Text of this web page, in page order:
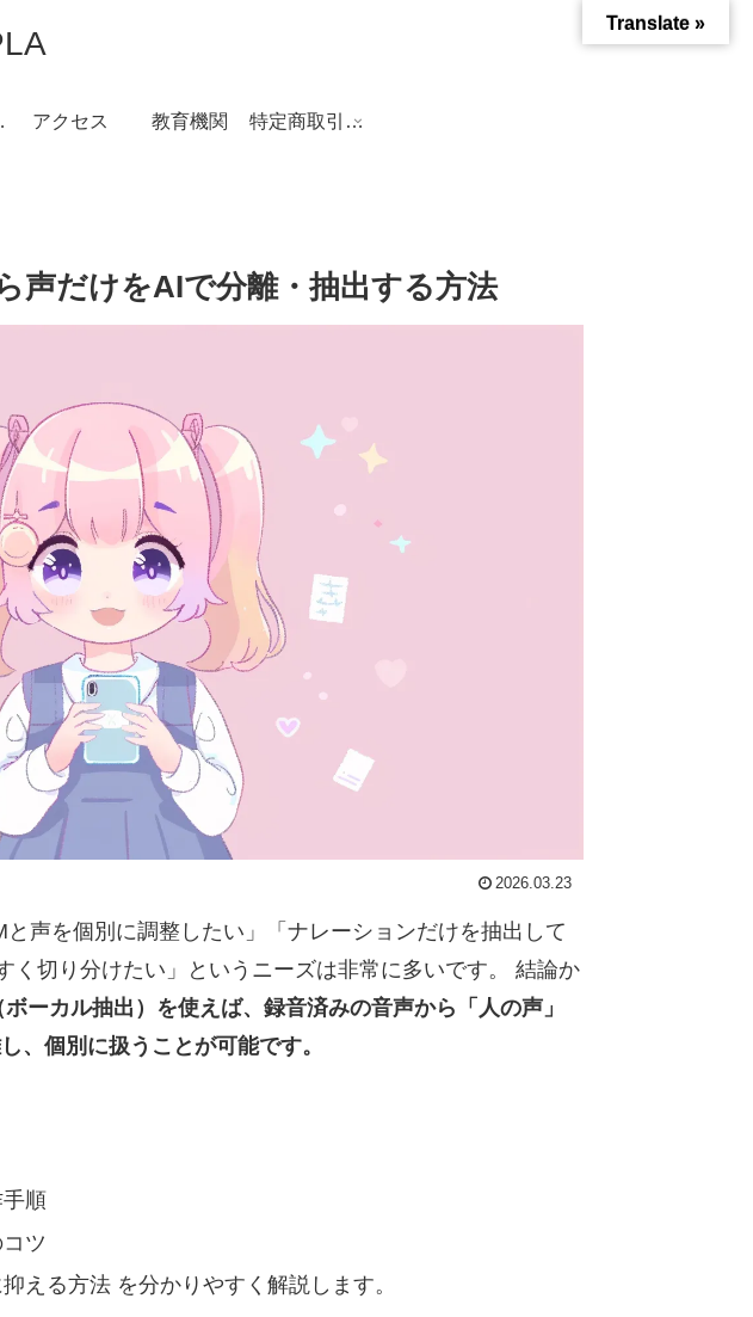
ー アクセス 教育機関 特定商取引法に基づく表記
声だけをAIで分離・抽出する方法
2026.03.23
声を個別に調整したい」「ナレーションだけを抽出して
く切り分けたい」というニーズは非常に多いです。 結論か
ーカル抽出）を使えば、録音済みの音声から「人の声」
、個別に扱うことが可能です。
順
ツ
える方法 を分かりやすく解説します。
Translate »